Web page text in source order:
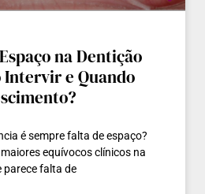
na Dentição
Intervir e Quando
é sempre falta de espaço?
equívocos clínicos na
parece falta de